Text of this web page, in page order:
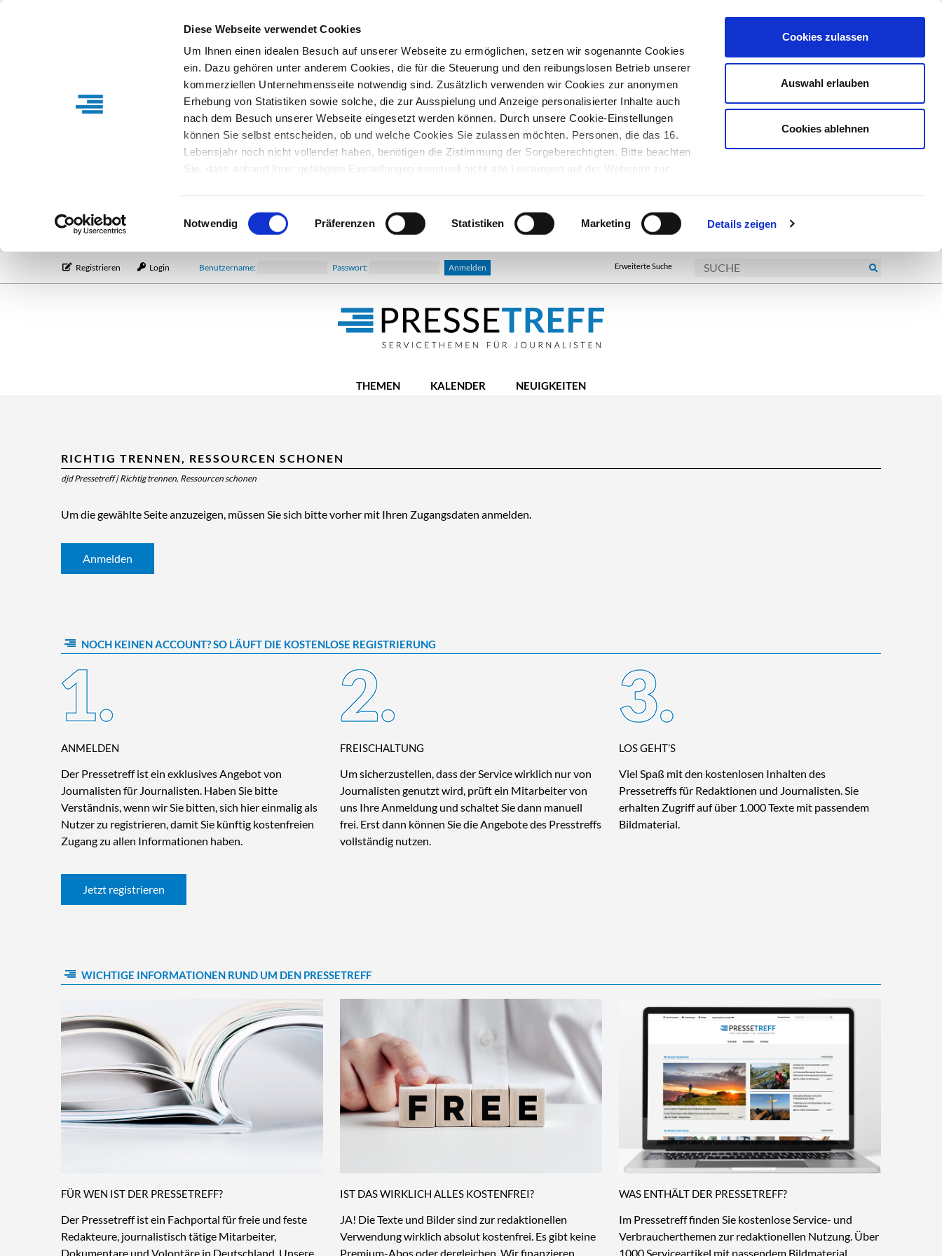
Diese Webseite verwendet Cookies
Um Ihnen einen idealen Besuch auf unserer Webseite zu ermöglichen, setzen wir sogenannte Cookies
ein. Dazu gehören unter anderem Cookies, die für die Steuerung und den reibungslosen Betrieb unserer
kommerziellen Unternehmensseite notwendig sind. Zusätzlich verwenden wir Cookies zur anonymen
Erhebung von Statistiken sowie solche, die zur Ausspielung und Anzeige personalisierter Inhalte auch
nach dem Besuch unserer Webseite eingesetzt werden können. Durch unsere Cookie-Einstellungen
können Sie selbst entscheiden, ob und welche Cookies Sie zulassen möchten. Personen, die das 16.
Lebensjahr noch nicht vollendet haben, benötigen die Zistimmung der Sorgeberechtigten. Bitte beachten
Sie, dass anhand Ihrer getätigten Einstellungen eventuell nicht alle Leistungen auf der Webseite zur
entsprechende Informationen.
Einwilligungsauswahl
Notwendig Präferenzen Statistiken Marketing Details zeigen
Cookies zulassen
Auswahl erlauben
Cookies ablehnen
Benutzername: Passwort:
Registrieren Login Erweiterte Suche
THEMEN KALENDER NEUIGKEITEN
RICHTIG TRENNEN, RESSOURCEN SCHONEN
djd Pressetreff|Richtig trennen, Ressourcen schonen
Um die gewählte Seite anzuzeigen, müssen Sie sich bitte vorher mit Ihren Zugangsdaten anmelden.
Anmelden
NOCH KEINEN ACCOUNT? SO LÄUFT DIE KOSTENLOSE REGISTRIERUNG
ANMELDEN
Der Pressetreff ist ein exklusives Angebot von
Journalisten für Journalisten. Haben Sie bitte
Verständnis, wenn wir Sie bitten, sich hier einmalig als
Nutzer zu registrieren, damit Sie künftig kostenfreien
Zugang zu allen Informationen haben.
FREISCHALTUNG
Um sicherzustellen, dass der Service wirklich nur von
Journalisten genutzt wird, prüft ein Mitarbeiter von
uns Ihre Anmeldung und schaltet Sie dann manuell
frei. Erst dann können Sie die Angebote des Presstreffs
vollständig nutzen.
LOS GEHT’S
Viel Spaß mit den kostenlosen Inhalten des
Pressetreffs für Redaktionen und Journalisten. Sie
erhalten Zugriff auf über 1.000 Texte mit passendem
Bildmaterial.
Jetzt registrieren
WICHTIGE INFORMATIONEN RUND UM DEN PRESSETREFF
FÜR WEN IST DER PRESSETREFF?
Der Pressetreff ist ein Fachportal für freie und feste
Redakteure, journalistisch tätige Mitarbeiter,
Dokumentare und Volontäre in Deutschland. Unsere
IST DAS WIRKLICH ALLES KOSTENFREI?
JA! Die Texte und Bilder sind zur redaktionellen
Verwendung wirklich absolut kostenfrei. Es gibt keine
Premium-Abos oder dergleichen. Wir finanzieren
WAS ENTHÄLT DER PRESSETREFF?
Im Pressetreff finden Sie kostenlose Service- und
Verbraucherthemen zur redaktionellen Nutzung. Über
1000 Serviceartikel mit passendem Bildmaterial